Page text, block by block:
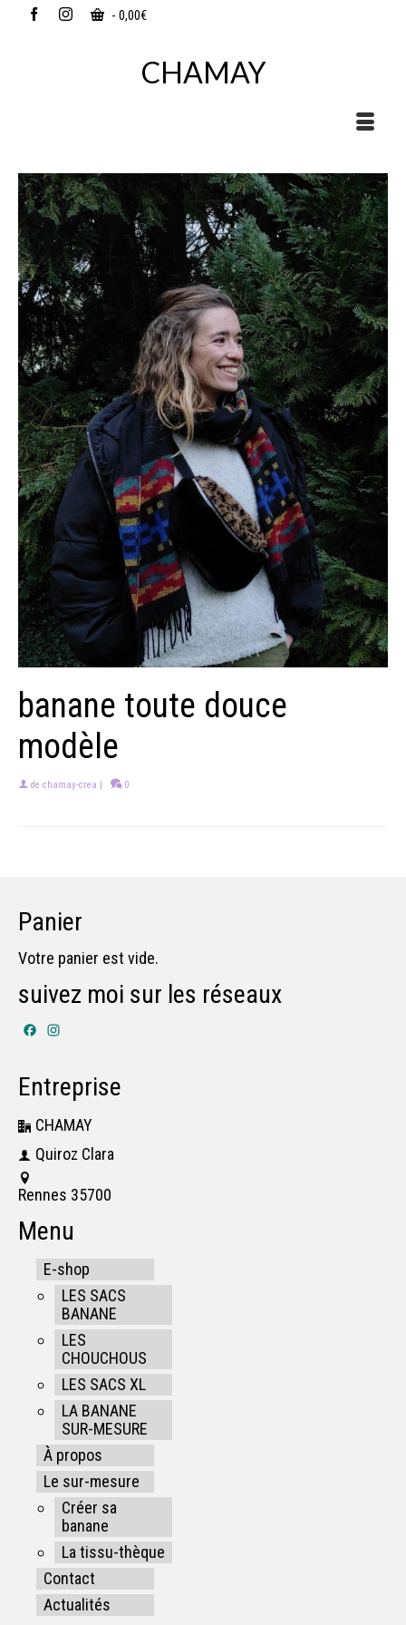
- 0,00€
CHAMAY
banane toute douce
modèle
de chamay-crea | 0
Panier
Votre panier est vide.
suivez moi sur les réseaux
Facebook
Entreprise
CHAMAY
Quiroz Clara
Rennes 35700
Menu
E-shop
LES SACS
BANANE
LES
CHOUCHOUS
LES SACS XL
LA BANANE
SUR-MESURE
À propos
Le sur-mesure
Créer sa
banane
La tissu-thèque
Contact
Actualités